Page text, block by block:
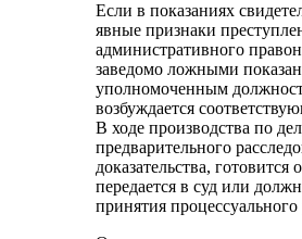
Если в показаниях
явные признаки
административного
заведомо ложными
уполномоченным
возбуждается
В ходе производства по
предварительного
доказательства,
передается в суд или
принятия